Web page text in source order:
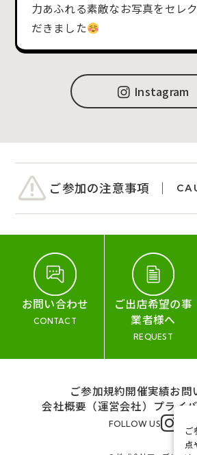
力あふれる素敵なお写真をセレ
だきました
Instagram
ご参加の注意事項
お問い合わせ
CONTACT
ご出店希望の事
業者様へ
REQUEST
ご参加規約開催実績お問
会社概要（運営会社） プライ
FOLLOW US
点